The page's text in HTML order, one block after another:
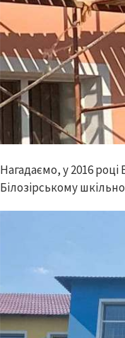
Нагадаємо, у 2016
Білозірському